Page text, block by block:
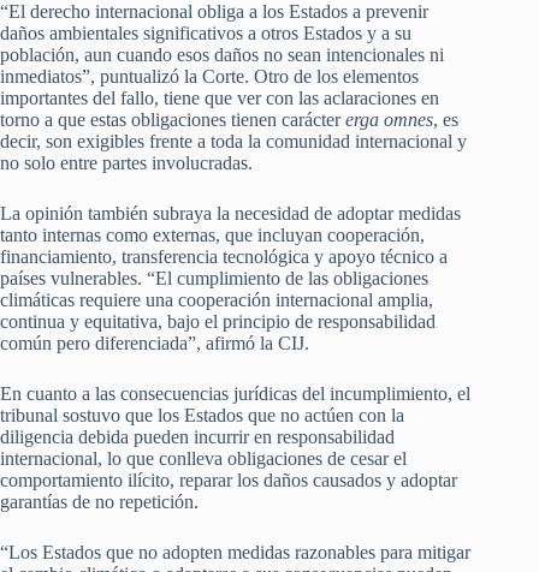
“El derecho internacional obliga a los Estados a prevenir
daños ambientales significativos a otros Estados y a su
población, aun cuando esos daños no sean intencionales ni
inmediatos”, puntualizó la Corte. Otro de los elementos
importantes del fallo, tiene que ver con las aclaraciones en
torno a que estas obligaciones tienen caráctererga omnes, es
decir, son exigibles frente a toda la comunidad internacional y
no solo entre partes involucradas.
La opinión también subraya la necesidad de adoptar medidas
tanto internas como externas, que incluyan cooperación,
financiamiento, transferencia tecnológica y apoyo técnico a
países vulnerables. “El cumplimiento de las obligaciones
climáticas requiere una cooperación internacional amplia,
continua y equitativa, bajo el principio de responsabilidad
común pero diferenciada”, afirmó la CIJ.
En cuanto a las consecuencias jurídicas del incumplimiento, el
tribunal sostuvo que los Estados que no actúen con la
diligencia debida pueden incurrir en responsabilidad
internacional, lo que conlleva obligaciones de cesar el
comportamiento ilícito, reparar los daños causados y adoptar
garantías de no repetición.
“Los Estados que no adopten medidas razonables para mitigar